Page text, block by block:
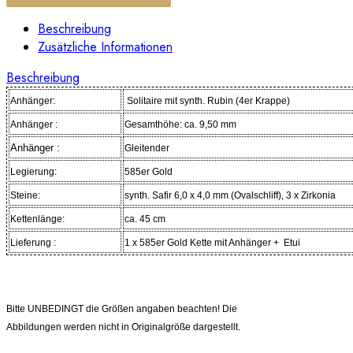
Beschreibung
Zusätzliche Informationen
Beschreibung
Anhänger: Solitaire mit synth. Rubin (4er Krappe)
Anhänger : Gesamthöhe: ca. 9,50 mm
Anhänger : Gleitender
Legierung: 585er Gold
Steine: synth. Safir 6,0 x 4,0 mm (Ovalschliff), 3 x Zirkonia
Kettenlänge: ca. 45 cm
Lieferung : 1 x 585er Gold Kette mit Anhänger + Etui
Bitte UNBEDINGT die Größen angaben beachten! Die
Abbildungen werden nicht in Originalgröße dargestellt.